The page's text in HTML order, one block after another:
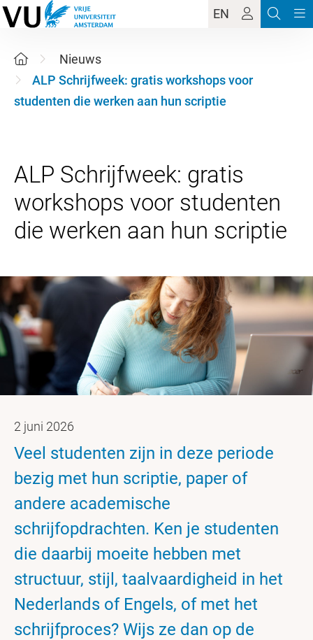
EN
Nieuws
ALP Schrijfweek: gratis workshops voor
studenten die werken aan hun scriptie
ALP Schrijfweek: gratis
workshops voor studenten
2 juni 2026
Veel studenten zijn in deze periode
bezig met hun scriptie, paper of
andere academische
schrijfopdrachten. Ken je studenten
die daarbij moeite hebben met
structuur, stijl, taalvaardigheid in het
Nederlands of Engels, of met het
schrijfproces? Wijs ze dan op de